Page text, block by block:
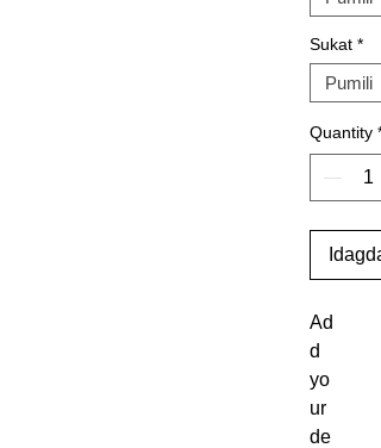
Sukat *
Quantity *
Ad
d
yo
ur
de